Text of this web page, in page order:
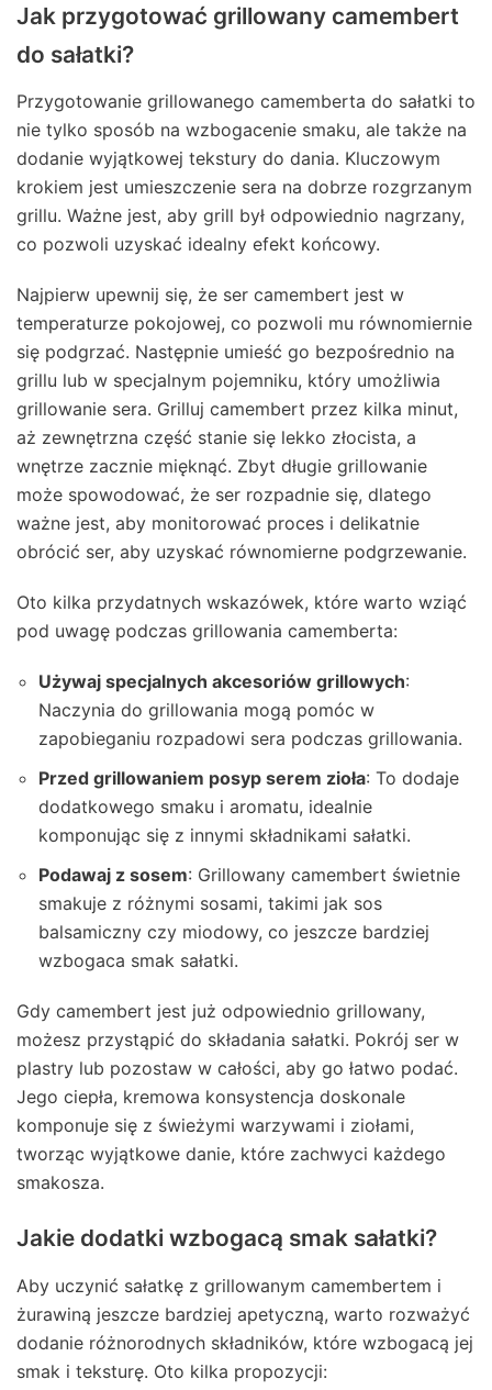
Jak przygotować grillowany camembert
do sałatki?
Przygotowanie grillowanego camemberta do sałatki to
nie tylko sposób na wzbogacenie smaku, ale także na
dodanie wyjątkowej tekstury do dania. Kluczowym
krokiem jest umieszczenie sera na dobrze rozgrzanym
grillu. Ważne jest, aby grill był odpowiednio nagrzany,
co pozwoli uzyskać idealny efekt końcowy.
Najpierw upewnij się, że ser camembert jest w
temperaturze pokojowej, co pozwoli mu równomiernie
się podgrzać. Następnie umieść go bezpośrednio na
grillu lub w specjalnym pojemniku, który umożliwia
grillowanie sera. Grilluj camembert przez kilka minut,
aż zewnętrzna część stanie się lekko złocista, a
wnętrze zacznie mięknąć. Zbyt długie grillowanie
może spowodować, że ser rozpadnie się, dlatego
ważne jest, aby monitorować proces i delikatnie
obrócić ser, aby uzyskać równomierne podgrzewanie.
Oto kilka przydatnych wskazówek, które warto wziąć
pod uwagę podczas grillowania camemberta:
Używaj specjalnych akcesoriów grillowych:
Naczynia do grillowania mogą pomóc w
zapobieganiu rozpadowi sera podczas grillowania.
Przed grillowaniem posyp serem zioła: To dodaje
dodatkowego smaku i aromatu, idealnie
komponując się z innymi składnikami sałatki.
Podawaj z sosem: Grillowany camembert świetnie
smakuje z różnymi sosami, takimi jak sos
balsamiczny czy miodowy, co jeszcze bardziej
wzbogaca smak sałatki.
Gdy camembert jest już odpowiednio grillowany,
możesz przystąpić do składania sałatki. Pokrój ser w
plastry lub pozostaw w całości, aby go łatwo podać.
Jego ciepła, kremowa konsystencja doskonale
komponuje się z świeżymi warzywami i ziołami,
tworząc wyjątkowe danie, które zachwyci każdego
smakosza.
Jakie dodatki wzbogacą smak sałatki?
Aby uczynić sałatkę z grillowanym camembertem i
żurawiną jeszcze bardziej apetyczną, warto rozważyć
dodanie różnorodnych składników, które wzbogacą jej
smak i teksturę. Oto kilka propozycji: